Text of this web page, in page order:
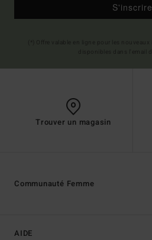
S'inscrire
Trouver un magasin
AIDE
Communauté Femme